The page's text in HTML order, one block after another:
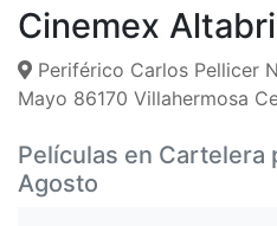
Cinemex
Periférico Carlos Pellicer
Mayo 86170 Villahermosa
Películas en Cartelera
Agosto